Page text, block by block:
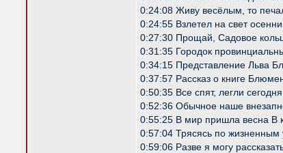
0:24:08 Живу весёлым, то
0:24:55 Взлетел на свет
0:27:30 Прощай, Садовое
0:31:35 Городок
0:34:15 Представление Льва
0:37:57 Рассказ о книге
0:50:35 Все спят, легли
0:52:36 Обычное наше
0:55:25 В мир пришла весна В
0:57:04 Трясясь по
0:59:06 Разве я могу